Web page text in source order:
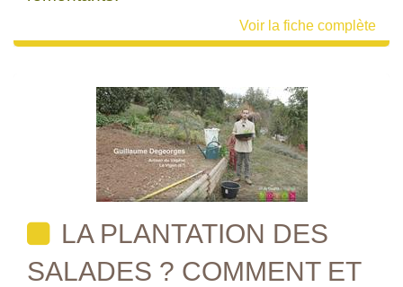
Voir la fiche complète
LA PLANTATION DES
SALADES ? COMMENT ET